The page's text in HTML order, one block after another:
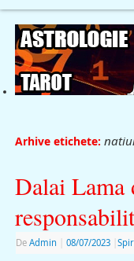
Arhive etichete:
Dalai Lama
De Admin 08/07/2023